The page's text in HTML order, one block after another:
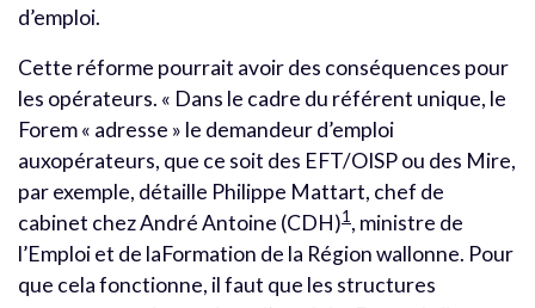
d’emploi.
Cette réforme pourrait avoir des conséquences pour
les opérateurs. « Dans le cadre du référent unique, le
Forem « adresse » le demandeur d’emploi
auxopérateurs, que ce soit des EFT/OISP ou des Mire,
par exemple, détaille Philippe Mattart, chef de
cabinet chez André Antoine (CDH)1 , ministre de
l’Emploi et de laFormation de la Région wallonne. Pour
que cela fonctionne, il faut que les structures